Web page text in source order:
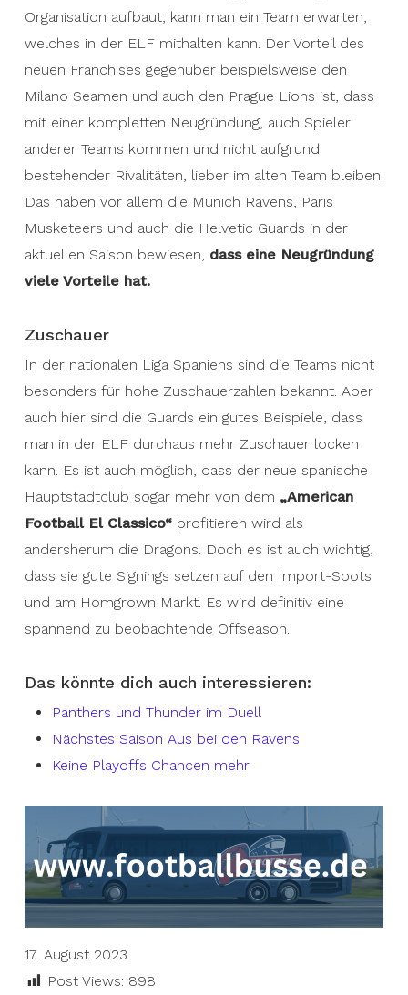
Organisation aufbaut, kann man ein Team erwarten,
welches in der ELF mithalten kann. Der Vorteil des
neuen Franchises gegenüber beispielsweise den
Milano Seamen und auch den Prague Lions ist, dass
mit einer kompletten Neugründung, auch Spieler
anderer Teams kommen und nicht aufgrund
bestehender Rivalitäten, lieber im alten Team bleiben.
Das haben vor allem die Munich Ravens, Paris
Musketeers und auch die Helvetic Guards in der
aktuellen Saison bewiesen, dass eine Neugründung
viele Vorteile hat.
Zuschauer
In der nationalen Liga Spaniens sind die Teams nicht
besonders für hohe Zuschauerzahlen bekannt. Aber
auch hier sind die Guards ein gutes Beispiele, dass
man in der ELF durchaus mehr Zuschauer locken
kann. Es ist auch möglich, dass der neue spanische
Hauptstadtclub sogar mehr von dem „American
Football El Classico“ profitieren wird als
andersherum die Dragons. Doch es ist auch wichtig,
dass sie gute Signings setzen auf den Import-Spots
und am Homgrown Markt. Es wird definitiv eine
spannend zu beobachtende Offseason.
Das könnte dich auch interessieren:
Panthers und Thunder im Duell
Nächstes Saison Aus bei den Ravens
Keine Playoffs Chancen mehr
17. August 2023
Post Views: 898